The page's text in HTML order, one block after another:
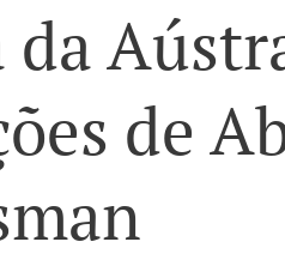
da
de